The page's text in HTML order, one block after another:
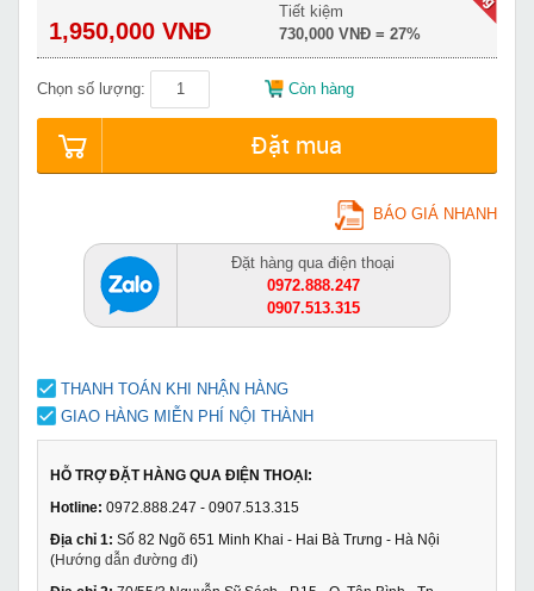
1,950,000 VNĐ
Tiết kiệm
730,000 VNĐ = 27%
Chọn số lượng: Còn hàng
Đặt mua
BÁO GIÁ NHANH
Đặt hàng qua điện thoại
0972.888.247
0907.513.315
THANH TOÁN KHI NHẬN HÀNG
GIAO HÀNG MIỄN PHÍ NỘI THÀNH
HỖ TRỢ ĐẶT HÀNG QUA ĐIỆN THOẠI:
Hotline: 0972.888.247 - 0907.513.315
Địa chỉ 1: Số 82 Ngõ 651 Minh Khai - Hai Bà Trưng - Hà Nội
(Hướng dẫn đường đi)